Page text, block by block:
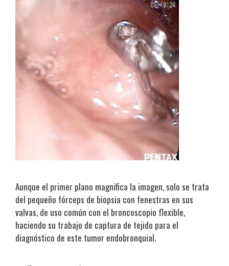
Aunque el primer plano magnifica la imagen, solo se trata
del pequeño fórceps de biopsia con fenestras en sus
valvas, de uso común con el broncoscopio flexible,
haciendo su trabajo de captura de tejido para el
diagnóstico de este tumor endobronquial.